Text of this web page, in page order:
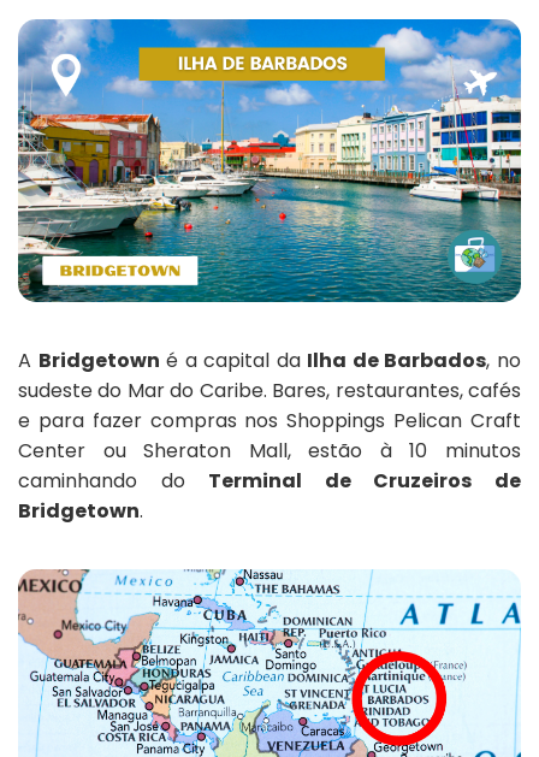
A Bridgetown é a capital da Ilha de Barbados, no
sudeste do Mar do Caribe. Bares, restaurantes, cafés
e para fazer compras nos Shoppings Pelican Craft
Center ou Sheraton Mall, estão à 10 minutos
caminhando do Terminal de Cruzeiros de
Bridgetown.